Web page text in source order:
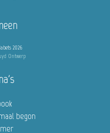
2026
Ontwerp
begon